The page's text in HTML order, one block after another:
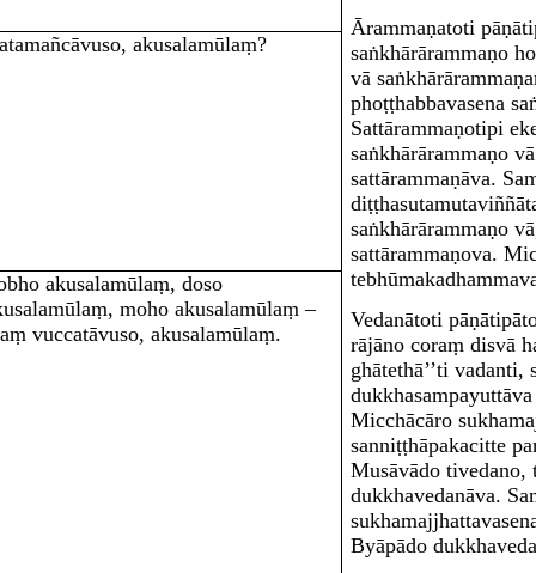
Ārammaṇatoti
saṅkhārārammaṇo
vā
phoṭṭhabbavasena
Sattārammaṇotipi
saṅkhārārammaṇo
sattārammaṇāva.
saṅkhārārammaṇo
sattārammaṇova.
Vedanātoti
rājāno coraṃ disvā
ghātethā’’ti vadanti,
Micchācāro
sanniṭṭhāpakacitte
Musāvādo tivedano,
dukkhavedanāva.
Byāpādo
akusalamūlaṃ?
akusalamūlaṃ, doso
moho akusalamūlaṃ –
vuccatāvuso, akusalamūlaṃ.